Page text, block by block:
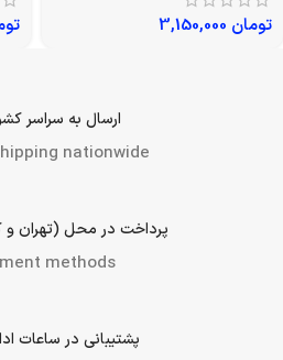
تومان
ارسال به سراسر
nationwide
پرداخت در محل (تهران و
methods
پشتیبانی در ساعات